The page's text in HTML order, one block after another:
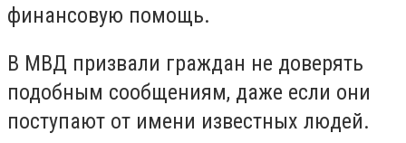
финансовую помощь.
В МВД призвали граждан не доверять
подобным сообщениям, даже если они
поступают от имени известных людей.